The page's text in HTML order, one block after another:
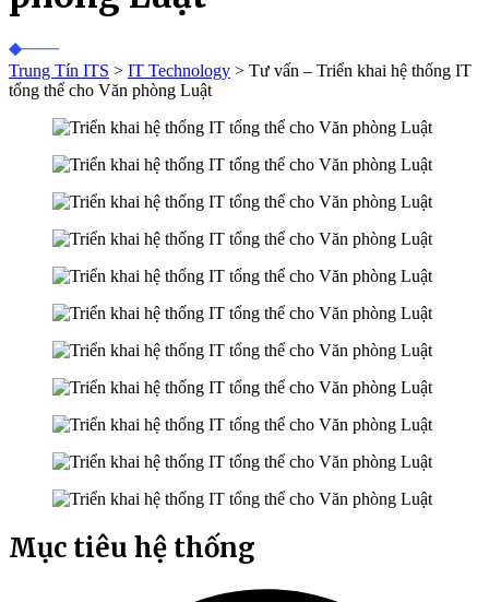
Trung Tín ITS > IT Technology > Tư vấn – Triển khai hệ thống IT
tổng thể cho Văn phòng Luật
Mục tiêu hệ thống